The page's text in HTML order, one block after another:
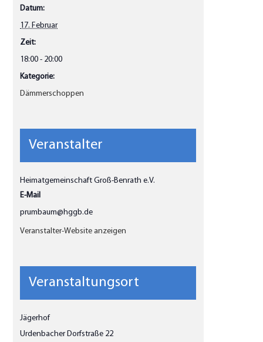
Datum:
17. Februar
Zeit:
18:00 - 20:00
Kategorie:
Dämmerschoppen
Veranstalter
Heimatgemeinschaft Groß-Benrath e.V.
E-Mail
prumbaum@hggb.de
Veranstalter-Website anzeigen
Veranstaltungsort
Jägerhof
Urdenbacher Dorfstraße 22